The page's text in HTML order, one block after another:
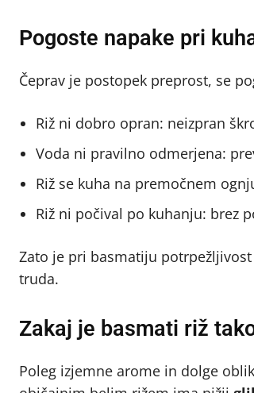
Pogoste napake pri
Čeprav je postopek preprost, se
Riž ni dobro opran: neizpran
Voda ni pravilno odmerjena:
Riž se kuha na premočnem
Riž ni počival po kuhanju: brez
Zato je pri basmatiju
truda.
Zakaj je basmati riž
Poleg izjemne arome in dolge